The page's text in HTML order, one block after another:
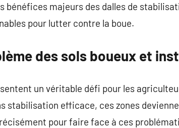
bénéfices majeurs des dalles de
pour lutter contre la boue.
des sols boueux et
un véritable défi pour les
stabilisation efficace, ces zones
pour faire face à ces